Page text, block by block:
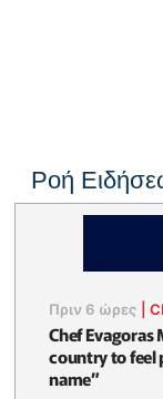
Ροή
Πριν 6 ώρες |
Chef
country to feel
name”